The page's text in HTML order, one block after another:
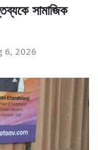
সামাজিক
6, 2026